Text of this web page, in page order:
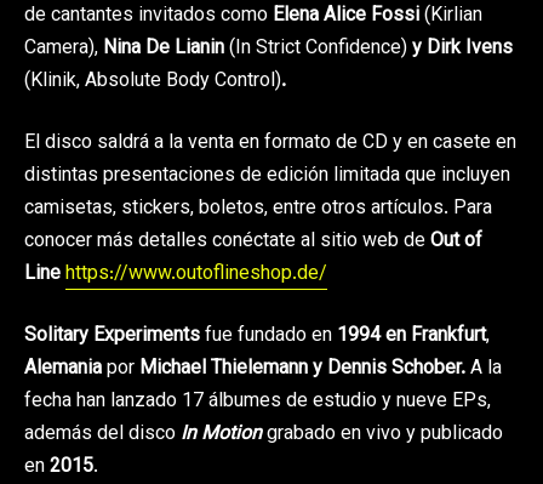
de cantantes invitados como Elena Alice Fossi(Kirlian
Camera), Nina De Lianin(In Strict Confidence)y Dirk Ivens
(Klinik, Absolute Body Control).
El disco saldrá a la venta en formato de CD y en casete en
distintas presentaciones de edición limitada que incluyen
camisetas, stickers, boletos, entre otros artículos. Para
conocer más detalles conéctate al sitio web deOut of
Linehttps://www.outoflineshop.de/
Solitary Experimentsfue fundado en 1994 en Frankfurt,
Alemaniapor Michael Thielemann y Dennis Schober.A la
fecha han lanzado 17 álbumes de estudio y nueve EPs,
además del disco In Motiongrabado en vivo y publicado
en2015.